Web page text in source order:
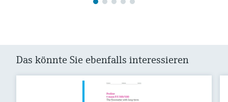
Das könnte Sie ebenfalls interessieren